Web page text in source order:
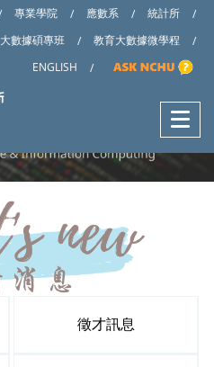
專業學院 / 應數系 / 統計所
/
大數據碩專班 / 教育大數據微學程
/
ENGLISH
/
徵才訊息